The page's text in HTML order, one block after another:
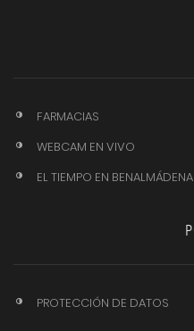
FARMACIAS
WEBCAM EN VIVO
EL TIEMPO EN BENALMÁDENA
PROTECCIÓN DE DATOS